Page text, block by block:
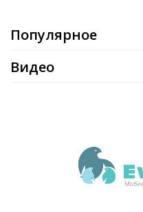
Популярное
Видео